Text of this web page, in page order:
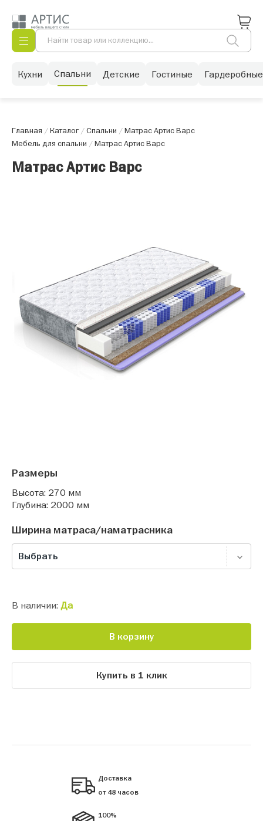
Кухни Спальни Детские Гостиные Гардеробные
Главная /Каталог/Спальни /Матрас Артис Варс
Мебель для спальни /Матрас Артис Варс
Матрас Артис Варс
Размеры
Высота: 270 мм
Глубина: 2000 мм
Ширина матраса/наматрасника
Выбрать
В наличии: Да
В корзину
Купить в 1 клик
Доставка
от 48 часов
100%